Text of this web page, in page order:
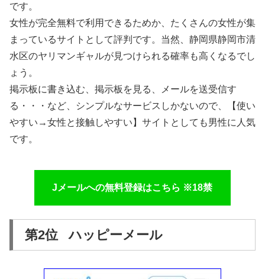
です。
女性が完全無料で利用できるためか、たくさんの女性が集
まっているサイトとして評判です。当然、静岡県静岡市清
水区のヤリマンギャルが見つけられる確率も高くなるでし
ょう。
掲示板に書き込む、掲示板を見る、メールを送受信す
る・・・など、シンプルなサービスしかないので、【使い
やすい→女性と接触しやすい】サイトとしても男性に人気
です。
Jメールへの無料登録はこちら ※18禁
第2位 ハッピーメール